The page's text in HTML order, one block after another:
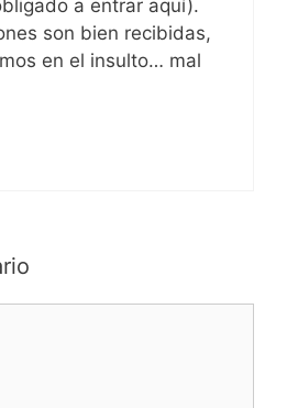
a entrar aquí).
son bien recibidas,
en el insulto… mal